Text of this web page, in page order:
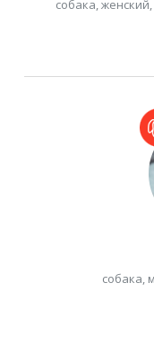
собака,
собака,